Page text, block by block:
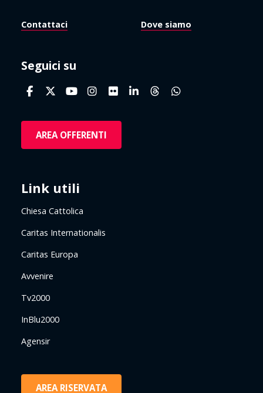
Contattaci Dove siamo
Seguici su
AREA OFFERENTI
Link utili
Chiesa Cattolica
Caritas Internationalis
Caritas Europa
Avvenire
Tv2000
InBlu2000
Agensir
AREA RISERVATA